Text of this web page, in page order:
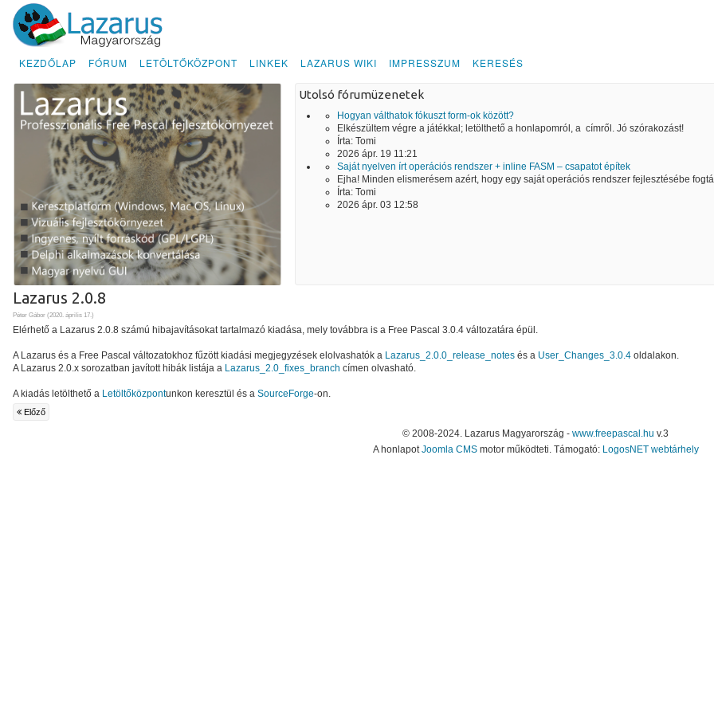
KEZDŐLAP FÓRUM LETÖLTŐKÖZPONT LINKEK LAZARUS WIKI IMPRESSZUM KERESÉS
Utolsó fórumüzenetek
Hogyan válthatok fókuszt form-ok között?
Elkészültem végre a játékkal; letölthető a honlapomról, a címről. Jó szórakozást!
Írta:Tomi
2026 ápr. 19 11:21
Saját nyelven írt operációs rendszer + inline FASM – csapatot építek
Ejha! Minden elismerésem azért, hogy egy saját operációs rendszer fejlesztésébe
Írta:Tomi
2026 ápr. 03 12:58
Lazarus 2.0.8
Péter Gábor (2020. április 17.)
Elérhető a Lazarus 2.0.8 számú hibajavításokat tartalmazó kiadása, mely továbbra is a Free Pascal 3.0.4 változatára épül.
A Lazarus és a Free Pascal változatokhoz fűzött kiadási megjegyzések elolvashatók a Lazarus_2.0.0_release_notes és a User_Changes_3.0.4 oldalakon.
A Lazarus 2.0.x sorozatban javított hibák listája a Lazarus_2.0_fixes_branch címen olvasható.
A kiadás letölthető a Letöltőközpontunkon keresztül és a SourceForge-on.
Előző
© 2008-2024. Lazarus Magyarország - www.freepascal.hu v.3
A honlapotJoomla CMSmotor működteti. Támogató: LogosNET webtárhely